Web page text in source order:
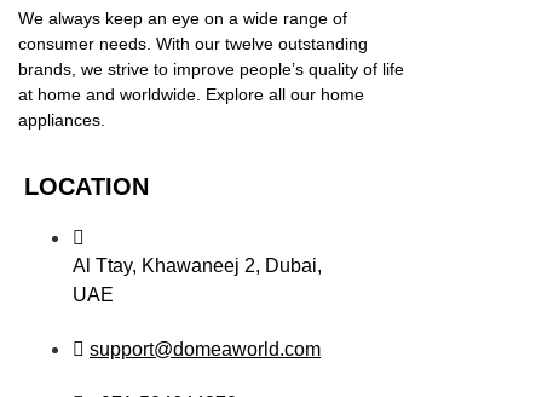
We always keep an eye on a wide range of
consumer needs. With our twelve outstanding
brands, we strive to improve people’s quality of life
at home and worldwide. Explore all our home
appliances.
LOCATION
Al Ttay, Khawaneej 2, Dubai,
UAE
support@domeaworld.com